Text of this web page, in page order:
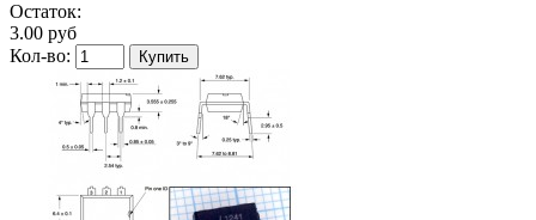
Остаток:
3.00 руб
Кол-во: